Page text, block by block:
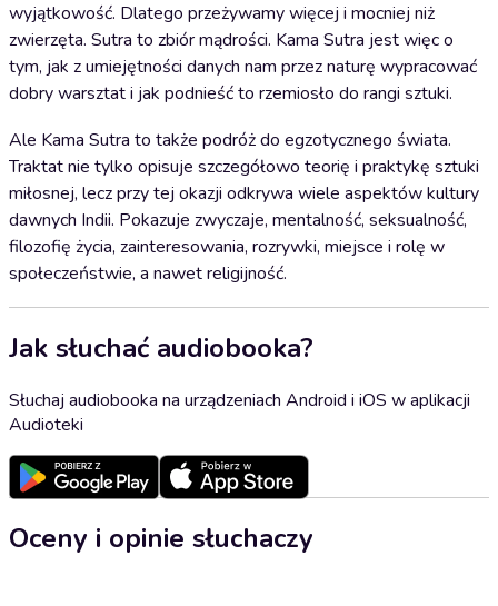
wyjątkowość. Dlatego przeżywamy więcej i mocniej niż
zwierzęta. Sutra to zbiór mądrości. Kama Sutra jest więc o
tym, jak z umiejętności danych nam przez naturę wypracować
dobry warsztat i jak podnieść to rzemiosło do rangi sztuki.
Ale Kama Sutra to także podróż do egzotycznego świata.
Traktat nie tylko opisuje szczegółowo teorię i praktykę sztuki
miłosnej, lecz przy tej okazji odkrywa wiele aspektów kultury
dawnych Indii. Pokazuje zwyczaje, mentalność, seksualność,
filozofię życia, zainteresowania, rozrywki, miejsce i rolę w
społeczeństwie, a nawet religijność.
Jak słuchać audiobooka?
Słuchaj audiobooka na urządzeniach Android i iOS w aplikacji
Audioteki
Oceny i opinie słuchaczy